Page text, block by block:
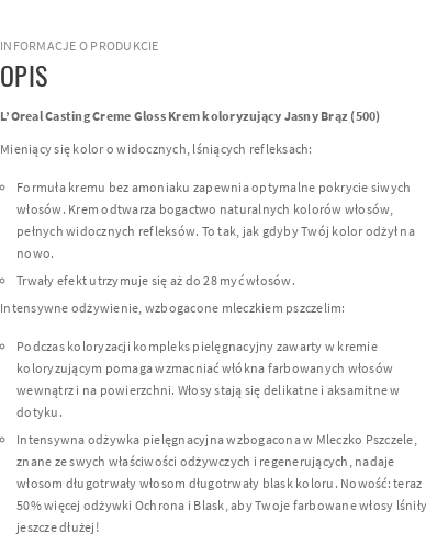
INFORMACJE O PRODUKCIE
OPIS
L’Oreal Casting Creme Gloss Krem koloryzujący Jasny Brąz (500)
Mieniący się kolor o widocznych, lśniących refleksach:
Formuła kremu bez amoniaku zapewnia optymalne pokrycie siwych
włosów. Krem odtwarza bogactwo naturalnych kolorów włosów,
pełnych widocznych refleksów. To tak, jak gdyby Twój kolor odżył na
nowo.
Trwały efekt utrzymuje się aż do 28 myć włosów.
Intensywne odżywienie, wzbogacone mleczkiem pszczelim:
Podczas koloryzacji kompleks pielęgnacyjny zawarty w kremie
koloryzującym pomaga wzmacniać włókna farbowanych włosów
wewnątrz i na powierzchni. Włosy stają się delikatne i aksamitne w
dotyku.
Intensywna odżywka pielęgnacyjna wzbogacona w Mleczko Pszczele,
znane ze swych właściwości odżywczych i regenerujących, nadaje
włosom długotrwały włosom długotrwały blask koloru. Nowość: teraz
50% więcej odżywki Ochrona i Blask, aby Twoje farbowane włosy lśniły
jeszcze dłużej!